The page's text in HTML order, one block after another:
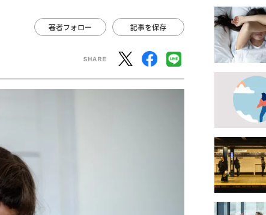
著者フォロー 記事を保存